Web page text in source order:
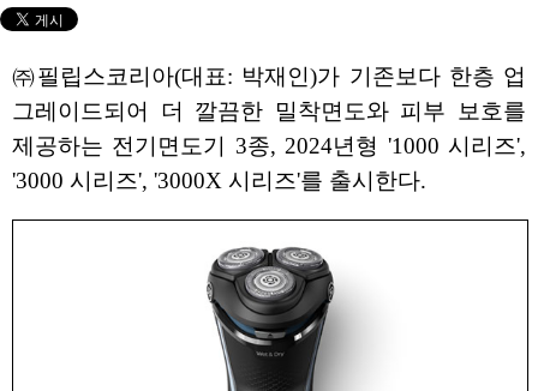
㈜필립스코리아(대표: 박재인)가 기존보다 한층 업
그레이드되어 더 깔끔한 밀착면도와 피부 보호를
제공하는 전기면도기 3종, 2024년형 '1000 시리즈',
'3000 시리즈', '3000X 시리즈'를 출시한다.